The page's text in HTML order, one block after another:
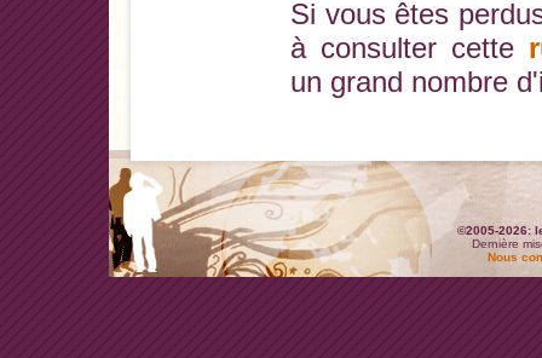
Si vous êtes
à consulter cette
un grand nombre
©2005-2026:
Dernière
Nous